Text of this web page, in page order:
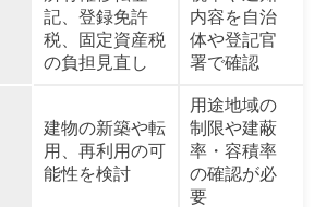
記、登録免許
税、固定資産税
の負担見直し
内容を自治
体や登記官
署で確認
建物の新築や転
用、再利用の可
能性を検討
用途地域の
制限や建蔽
率・容積率
の確認が必
要